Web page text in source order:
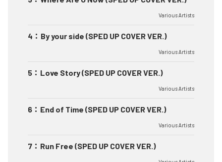
Various Artists
4 ： By your side (SPED UP COVER VER.)
Various Artists
5 ： Love Story (SPED UP COVER VER.)
Various Artists
6 ： End of Time (SPED UP COVER VER.)
Various Artists
7 ： Run Free (SPED UP COVER VER.)